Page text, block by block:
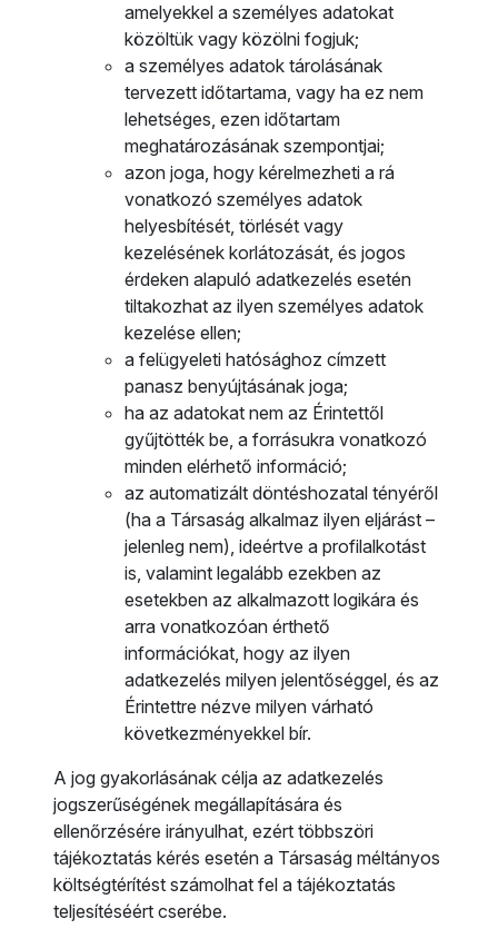
amelyekkel a személyes adatokat
közöltük vagy közölni fogjuk;
a személyes adatok tárolásának
tervezett időtartama, vagy ha ez nem
lehetséges, ezen időtartam
meghatározásának szempontjai;
azon joga, hogy kérelmezheti a rá
vonatkozó személyes adatok
helyesbítését, törlését vagy
kezelésének korlátozását, és jogos
érdeken alapuló adatkezelés esetén
tiltakozhat az ilyen személyes adatok
kezelése ellen;
a felügyeleti hatósághoz címzett
panasz benyújtásának joga;
ha az adatokat nem az Érintettől
gyűjtötték be, a forrásukra vonatkozó
minden elérhető információ;
az automatizált döntéshozatal tényéről
(ha a Társaság alkalmaz ilyen eljárást –
jelenleg nem), ideértve a profilalkotást
is, valamint legalább ezekben az
esetekben az alkalmazott logikára és
arra vonatkozóan érthető
információkat, hogy az ilyen
adatkezelés milyen jelentőséggel, és az
Érintettre nézve milyen várható
következményekkel bír.
A jog gyakorlásának célja az adatkezelés
jogszerűségének megállapítására és
ellenőrzésére irányulhat, ezért többszöri
tájékoztatás kérés esetén a Társaság méltányos
költségtérítést számolhat fel a tájékoztatás
teljesítéséért cserébe.